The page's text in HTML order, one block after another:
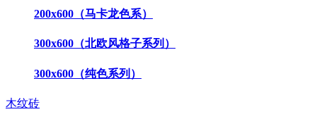
200x600（马卡龙色系）
300x600（北欧风格子系列）
300x600（纯色系列）
木纹砖